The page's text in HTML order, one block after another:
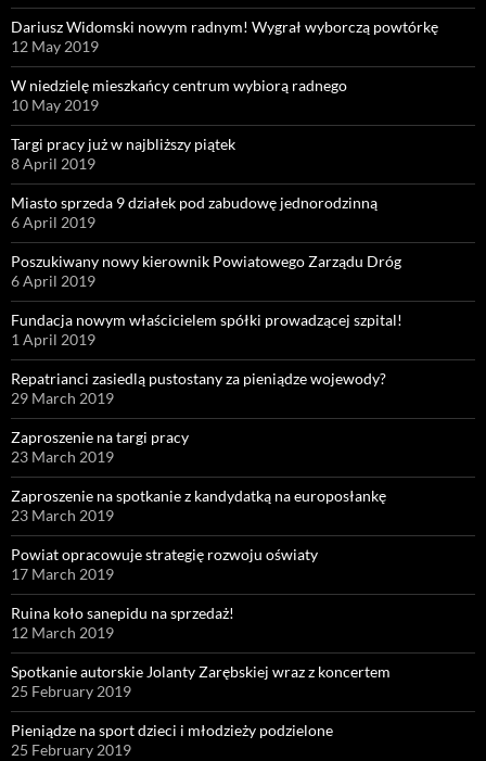
Dariusz Widomski nowym radnym! Wygrał wyborczą powtórkę
12 May 2019
W niedzielę mieszkańcy centrum wybiorą radnego
10 May 2019
Targi pracy już w najbliższy piątek
8 April 2019
Miasto sprzeda 9 działek pod zabudowę jednorodzinną
6 April 2019
Poszukiwany nowy kierownik Powiatowego Zarządu Dróg
6 April 2019
Fundacja nowym właścicielem spółki prowadzącej szpital!
1 April 2019
Repatrianci zasiedlą pustostany za pieniądze wojewody?
29 March 2019
Zaproszenie na targi pracy
23 March 2019
Zaproszenie na spotkanie z kandydatką na europosłankę
23 March 2019
Powiat opracowuje strategię rozwoju oświaty
17 March 2019
Ruina koło sanepidu na sprzedaż!
12 March 2019
Spotkanie autorskie Jolanty Zarębskiej wraz z koncertem
25 February 2019
Pieniądze na sport dzieci i młodzieży podzielone
25 February 2019